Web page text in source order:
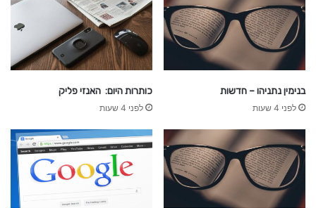
בנימין נתניהו – חדשות
לפני 4 שעות
כותרות היום: האנזי פליק
לפני 4 שעות